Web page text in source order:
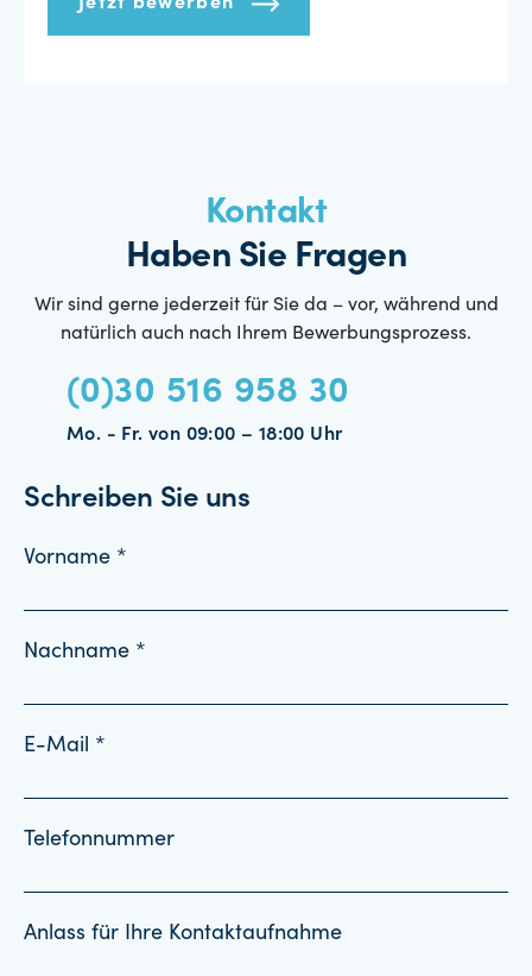
Kontakt
Haben Sie Fragen
Wir sind gerne jederzeit für Sie da – vor, während und
natürlich auch nach Ihrem Bewerbungsprozess.
(0)30 516 958 30
Mo. - Fr. von 09:00 – 18:00 Uhr
Schreiben Sie uns
Vorname *
Nachname *
E-Mail *
Telefonnummer
Anlass für Ihre Kontaktaufnahme